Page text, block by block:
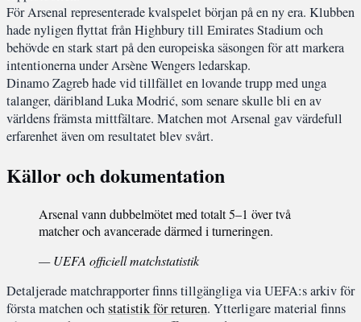
För Arsenal representerade kvalspelet början på en ny era. Klubben
hade nyligen flyttat från Highbury till Emirates Stadium och
behövde en stark start på den europeiska säsongen för att markera
intentionerna under Arsène Wengers ledarskap.
Dinamo Zagreb hade vid tillfället en lovande trupp med unga
talanger, däribland Luka Modrić, som senare skulle bli en av
världens främsta mittfältare. Matchen mot Arsenal gav värdefull
erfarenhet även om resultatet blev svårt.
Källor och dokumentation
Arsenal vann dubbelmötet med totalt 5–1 över två
matcher och avancerade därmed i turneringen.
— UEFA officiell matchstatistik
Detaljerade matchrapporter finns tillgängliga via UEFA:s arkiv för
första matchen ochstatistik för returen. Ytterligare material finns